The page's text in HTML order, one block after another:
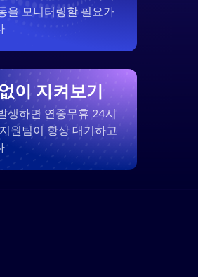
을 모니터링할 필요가
이 지켜보기
생하면 연중무휴 24시
원팀이 항상 대기하고